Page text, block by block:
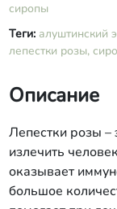
сиропы
Теги: алуштинский
лепестки розы,
Описание
Лепестки розы –
излечить
оказывает
большое